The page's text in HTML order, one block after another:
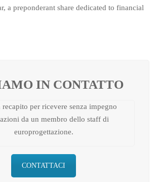
a preponderant share dedicated to financial
IN CONTATTO
recapito per ricevere senza impegno
da un membro dello staff di
europrogettazione.
CONTATTACI